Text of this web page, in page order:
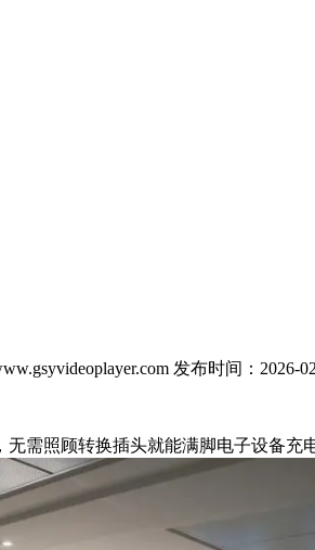
发布时间：2026-
照顾转换插头就能满脚电子设备充